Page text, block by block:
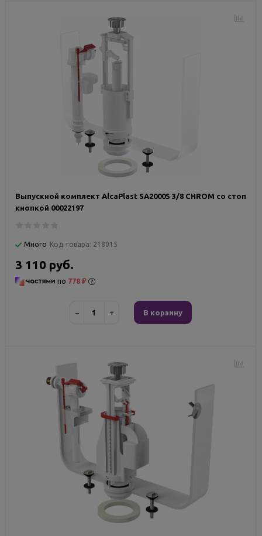
Выпускной комплект AlcaPlast SA2000S 3/8 CHROM со стоп
кнопкой 00022197
Много Код товара: 218015
3 110 руб.
по 778 ₽
− + В корзину